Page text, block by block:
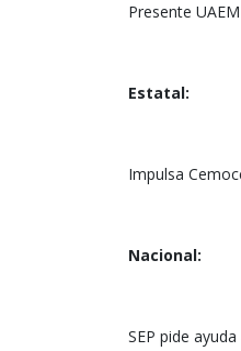
Presente
Estatal:
Impulsa
Nacional:
SEP pide